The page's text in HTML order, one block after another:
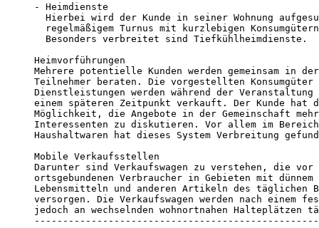
- Heimdienste
Hierbei wird der Kunde in seiner Wohnung
regelmäßigem Turnus mit kurzlebigen
  Besonders verbreitet sind Tiefkühlheimdienste.
Heimvorführungen
Mehrere potentielle Kunden werden gemeinsam in
Teilnehmer beraten. Die vorgestellten
Dienstleistungen werden während der
einem späteren Zeitpunkt verkauft. Der Kunde hat
Möglichkeit, die Angebote in der Gemeinschaft
Interessenten zu diskutieren. Vor allem im
Haushaltwaren hat dieses System Verbreitung
Mobile Verkaufsstellen
Darunter sind Verkaufswagen zu verstehen, die
ortsgebundenen Verbraucher in Gebieten mit
Lebensmitteln und anderen Artikeln des täglichen
versorgen. Die Verkaufswagen werden nach einem
jedoch an wechselnden wohnortnahen Halteplätzen